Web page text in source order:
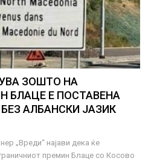
ЗОШТО НА
БЛАЦЕ Е ПОСТАВЕНА
АЛБАНСКИ ЈАЗИК
„Вреди“ најави дека ќе
премин Блаце со Косово